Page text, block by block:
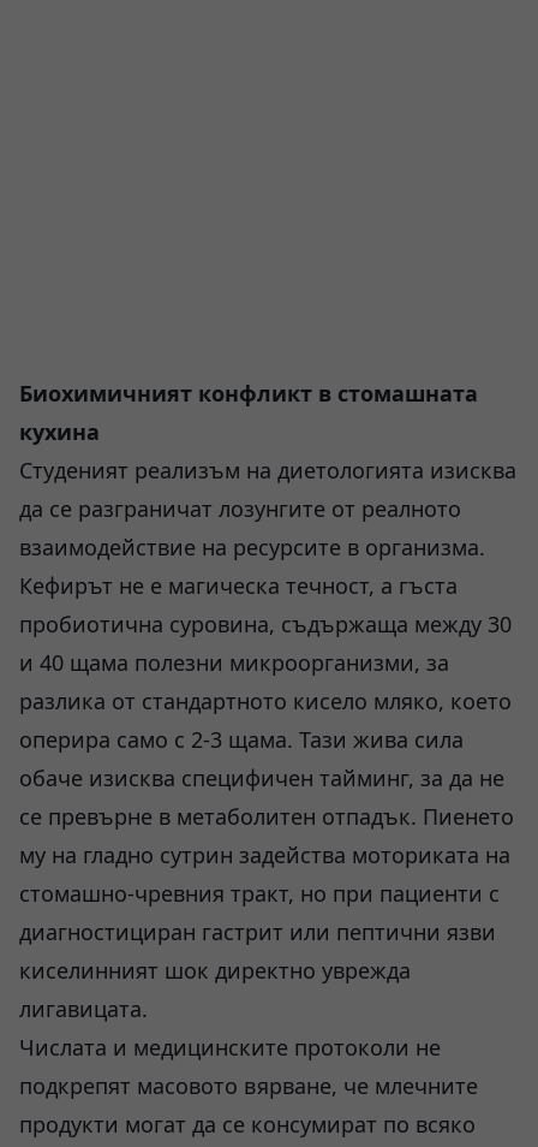
Биохимичният конфликт в стомашната
кухина
Студеният реализъм на диетологията изисква
да се разграничат лозунгите от реалното
взаимодействие на ресурсите в организма.
Кефирът не е магическа течност, а гъста
пробиотична суровина, съдържаща между 30
и 40 щама полезни микроорганизми, за
разлика от стандартното кисело мляко, което
оперира само с 2-3 щама. Тази жива сила
обаче изисква специфичен тайминг, за да не
се превърне в метаболитен отпадък. Пиенето
му на гладно сутрин задейства моториката на
стомашно-чревния тракт, но при пациенти с
диагностициран гастрит или пептични язви
киселинният шок директно уврежда
лигавицата.
Числата и медицинските протоколи не
подкрепят масовото вярване, че млечните
продукти могат да се консумират по всяко